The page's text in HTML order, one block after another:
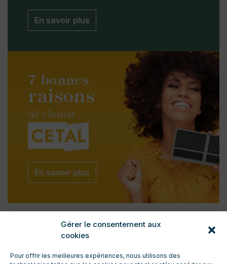
Gérer le consentement aux
cookies
Pour offrir les meilleures expériences, nous utilisons des
En savoir plus
7 bonnes
raisons
de choisir
En savoir plus